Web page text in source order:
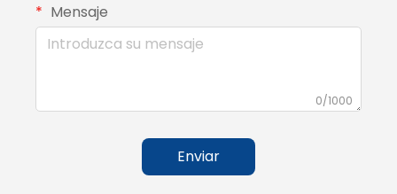
Mensaje
0/1000
Enviar